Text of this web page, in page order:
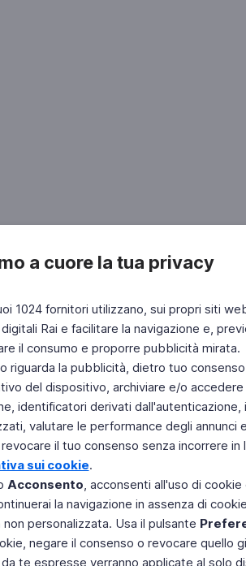
a cuore la tua privacy
1024 fornitori utilizzano, sui propri siti
Rai e facilitare la navigazione e,
il consumo e proporre pubblicità mirata.
riguarda la pubblicità, dietro tuo
del dispositivo, archiviare e/o
identificatori derivati
valutare le performance degli
il tuo consenso senza incorrere
sui cookie.
Acconsento, acconsenti all'uso di
la navigazione in assenza di
personalizzata. Usa il pulsante
negare il consenso o revocare quello
te espresse verranno applicate al solo